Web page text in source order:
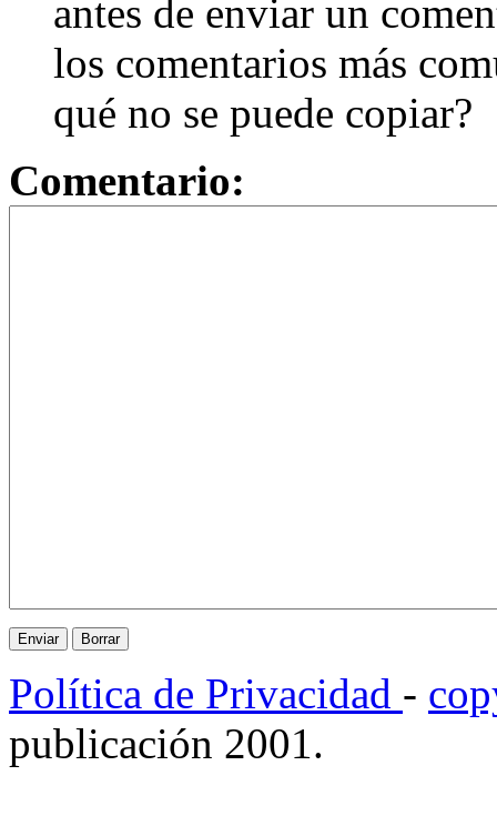
antes de enviar un
los comentarios más
qué no se puede copiar?
Comentario:
Política de Privacidad -
publicación 2001.